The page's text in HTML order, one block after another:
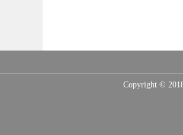
Copyright ©